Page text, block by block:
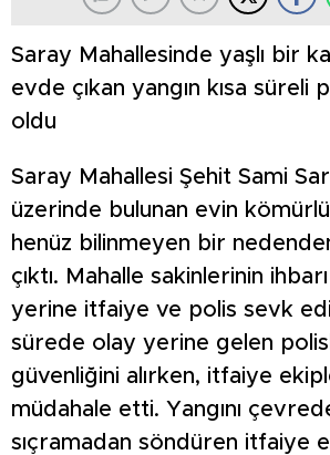
Saray Mahallesinde yaşlı bir
evde çıkan yangın kısa süreli
oldu
Saray Mahallesi Şehit Sami
üzerinde bulunan evin
henüz bilinmeyen bir
çıktı. Mahalle sakinlerinin
yerine itfaiye ve polis sevk
sürede olay yerine gelen
güvenliğini alırken, itfaiye
müdahale etti. Yangını
sıçramadan söndüren itfaiye